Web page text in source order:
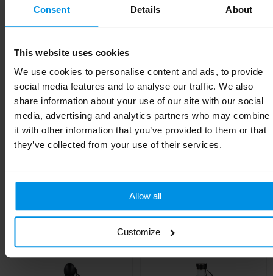
Consent Details About
This website uses cookies
We use cookies to personalise content and ads, to provide
social media features and to analyse our traffic. We also
share information about your use of our site with our social
media, advertising and analytics partners who may combine
it with other information that you’ve provided to them or that
they’ve collected from your use of their services.
Allow all
Customize
Kleur lichtblauw
Soort Standaard uitvoering
Hoogte 20.5 cm
Lengte 20.5 cm
Gerelateerde producten